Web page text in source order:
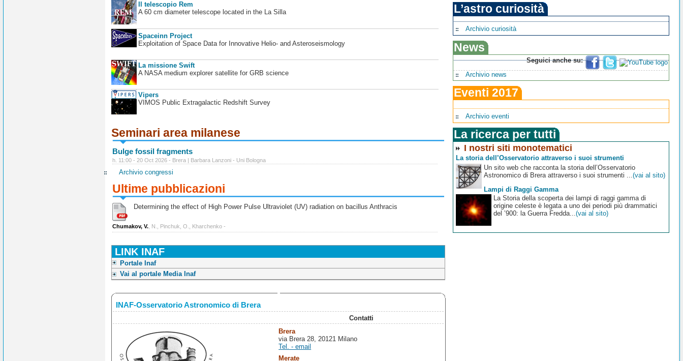
Il telescopio Rem
A 60 cm diameter telescope located in the La Silla
Spaceinn Project
Exploitation of Space Data for Innovative Helio- and Asteroseismology
La missione Swift
A NASA medium explorer satellite for GRB science
Vipers
VIMOS Public Extragalactic Redshift Survey
Seminari area milanese
Bulge fossil fragments
h. 11:00 - 20 Oct 2026 - Brera | Barbara Lanzoni - Uni Bologna
Archivio congressi
Ultime pubblicazioni
Determining the effect of High Power Pulse Ultraviolet (UV) radiation on bacillus Anthracis
Chumakov, V. , N., Pinchuk, O., Kharchenko -
LINK INAF
Portale Inaf
Vai al portale Media Inaf
INAF-Osservatorio Astronomico di Brera
Contatti
Brera
via Brera 28, 20121 Milano
Tel. - email
Merate
L’astro curiosità
Archivio curiosità
News
Seguici anche su:
Archivio news
Eventi 2017
Archivio eventi
La ricerca per tutti
I nostri siti monotematici
La storia dell’Osservatorio attraverso i suoi strumenti
Un sito web che racconta la storia dell’Osservatorio
Astronomico di Brera attraverso i suoi strumenti ...(vai al sito)
Lampi di Raggi Gamma
La Storia della scoperta dei lampi di raggi gamma di
origine celeste è legata a uno dei periodi più drammatici
del ’900: la Guerra Fredda...(vai al sito)